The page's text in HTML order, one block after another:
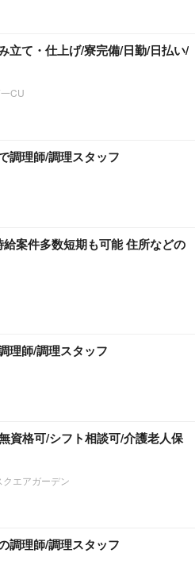
立て・仕上げ/寮完備/日勤/日払い/
CU
調理師/調理スタッフ
案件多数短期も可能 住所などの
理師/調理スタッフ
資格可/シフト相談可/介護老人保
エアガーデン
調理師/調理スタッフ